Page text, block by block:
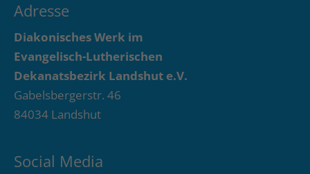
Adresse
Diakonisches Werk im
Evangelisch-Lutherischen
Dekanatsbezirk Landshut e.V.
Gabelsbergerstr. 46
84034 Landshut
Social Media